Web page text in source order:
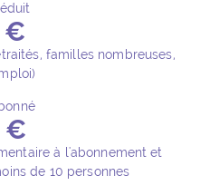
€
familles nombreuses,
€
à l'abonnement et
de 10 personnes